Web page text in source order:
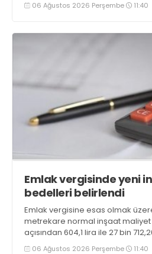
içerisindeki oranı yüzde 1,58 oldu
06 Ağustos 2026 Perşembe 11:40
Emlak vergisinde yeni
bedelleri belirlendi
Emlak vergisine esas olmak
metrekare normal inşaat
açısından 604,1 lira ile 27 bin
değişecek
06 Ağustos 2026 Perşembe 11:40